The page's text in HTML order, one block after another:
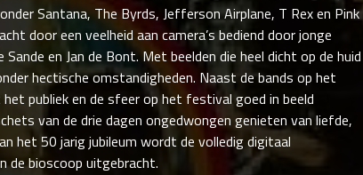
Santana, The Byrds, Jefferson Airplane, T Rex en Pink
door een veelheid aan camera’s bediend door jonge
en Jan de Bont. Met beelden die heel dicht op de huid
hectische omstandigheden. Naast de bands op het
publiek en de sfeer op het festival goed in beeld
van de drie dagen ongedwongen genieten van liefde,
het 50 jarig jubileum wordt de volledig digitaal
de bioscoop uitgebracht.